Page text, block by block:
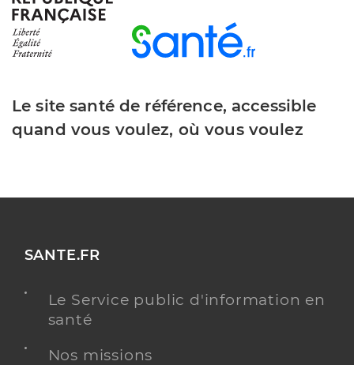
Le site santé de référence, accessible
quand vous voulez, où vous voulez
SANTE.FR
Le Service public d'information en
santé
Nos missions